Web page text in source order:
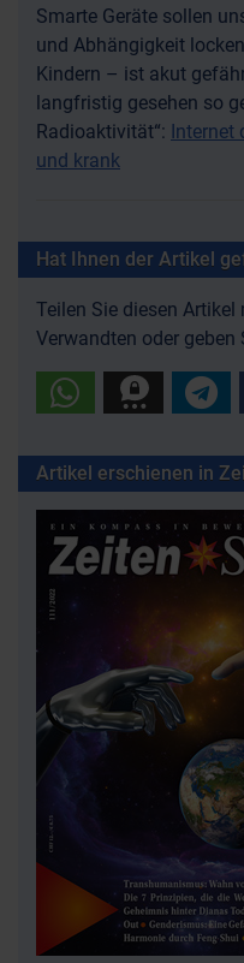
Smarte Geräte sollen
und Abhängigkeit
Kindern – ist akut
langfristig gesehen so
Radioaktivität“: Internet
und krank
Hat Ihnen der Artikel
Teilen Sie diesen
Verwandten oder geben
Artikel erschienen in